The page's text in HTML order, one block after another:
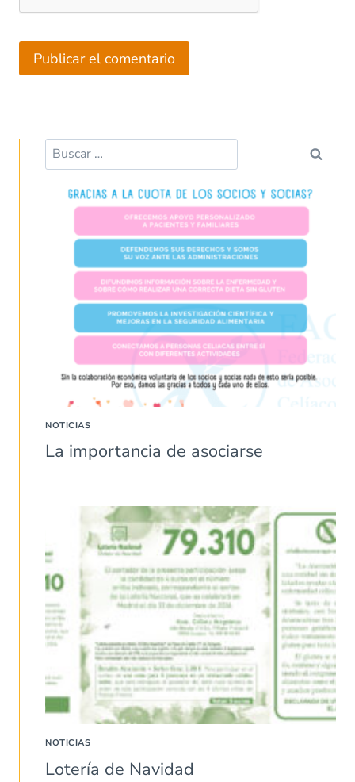
Buscar:
NOTICIAS
La importancia de asociarse
NOTICIAS
Lotería de Navidad